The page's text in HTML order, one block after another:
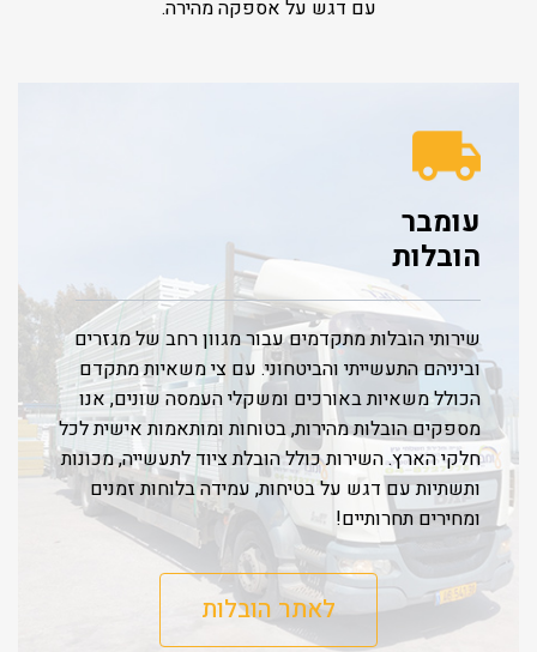
עם דגש על אספקה מהירה.
עומבר
הובלות
שירותי הובלות מתקדמים עבור מגוון רחב של מגזרים
וביניהם התעשייתי והביטחוני. עם צי משאיות מתקדם
הכולל משאיות באורכים ומשקלי העמסה שונים, אנו
מספקים הובלות מהירות, בטוחות ומותאמות אישית לכל
חלקי הארץ. השירות כולל הובלת ציוד לתעשייה, מכונות
ותשתיות עם דגש על בטיחות, עמידה בלוחות זמנים
ומחירים תחרותיים!
לאתר הובלות